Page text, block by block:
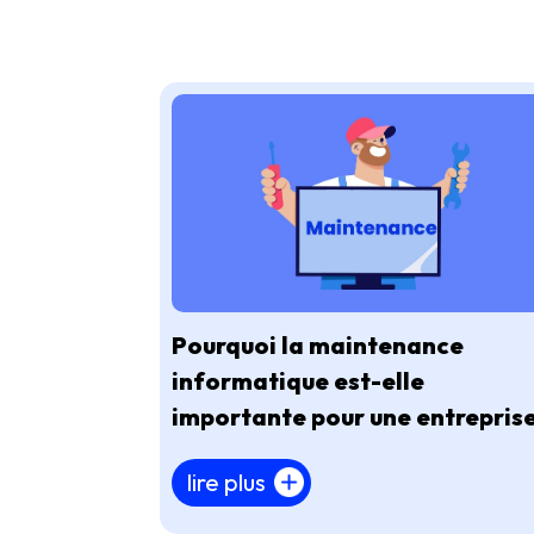
Pourquoi la maintenance
informatique est-elle
importante pour une
lire plus